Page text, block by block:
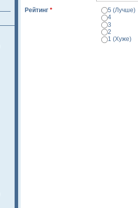
Рейтинг *
5 (Лучше)
4
3
2
1 (Хуже)